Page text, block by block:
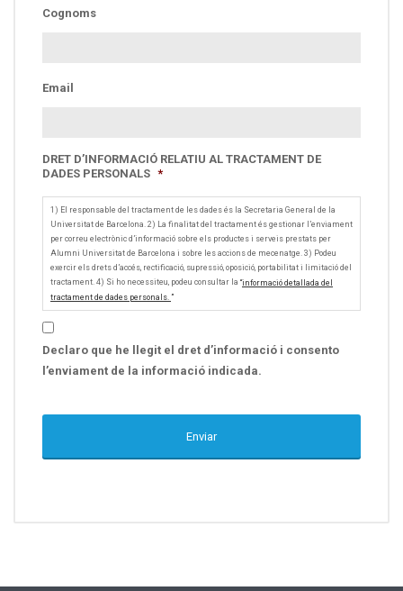
Cognoms
Email
DRET D’INFORMACIÓ RELATIU AL TRACTAMENT DE
DADES PERSONALS *
1) El responsable del tractament de les dades és la Secretaria General de la
Universitat de Barcelona. 2) La finalitat del tractament és gestionar l’enviament
per correu electrònic d’informació sobre els productes i serveis prestats per
Alumni Universitat de Barcelona i sobre les accions de mecenatge. 3) Podeu
exercir els drets d’accés, rectificació, supressió, oposició, portabilitat i limitació del
tractament. 4) Si ho necessiteu, podeu consultar la “informació detallada del
tractament de dades personals. ”
Declaro que he llegit el dret d’informació i consento
l’enviament de la informació indicada.